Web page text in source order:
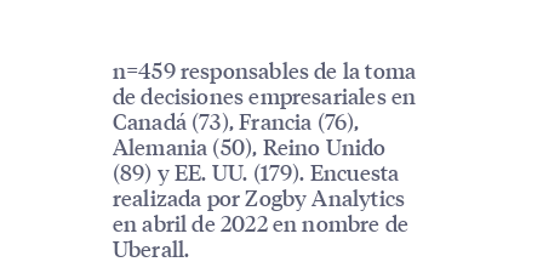
n=459 responsables de la toma
de decisiones empresariales en
Canadá (73), Francia (76),
Alemania (50), Reino Unido
(89) y EE. UU. (179). Encuesta
realizada por Zogby Analytics
en abril de 2022 en nombre de
Uberall.